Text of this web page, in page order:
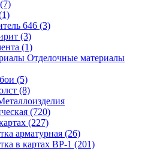
646 (3)
(3)
(1)
Отделочные материалы
(5)
(8)
(720)
(227)
арматурная (26)
в картах ВР-1 (201)